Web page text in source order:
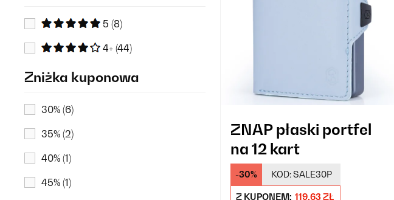
5 (8)
4+ (44)
Zniżka kuponowa
30% (6)
35% (2)
40% (1)
45% (1)
ZNAP płaski portfel
na 12 kart
-30% KOD: SALE30P
Z KUPONEM: 119,63 ZŁ